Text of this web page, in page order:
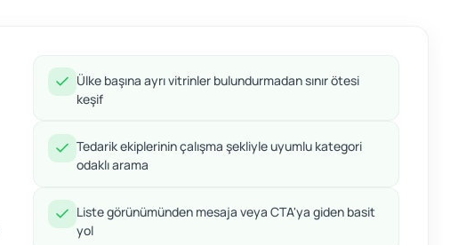
Ülke başına ayrı vitrinler bulundurmadan sınır ötesi
keşif
Tedarik ekiplerinin çalışma şekliyle uyumlu kategori
odaklı arama
Liste görünümünden mesaja veya CTA'ya giden basit
yol